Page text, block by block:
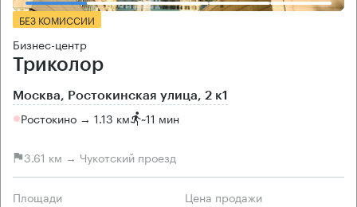
БЕЗ КОМИССИИ
Бизнес-центр
Триколор
Москва, Ростокинская улица, 2 к1
Ростокино → 1.13 км ~11 мин
3.61 км → Чукотский проезд
Площади Цена продажи